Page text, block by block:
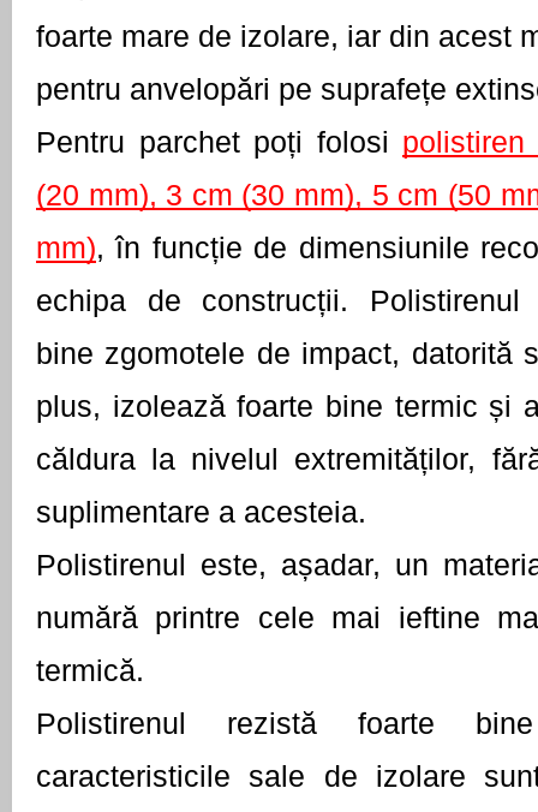
foarte mare de izolare, iar din acest
pentru anvelopări pe suprafețe
Pentru parchet poți folosi
(20 mm), 3 cm (30 mm), 5 cm (50
mm), în funcție de dimensiunile
echipa de construcții. Polistirenul
bine zgomotele de impact, datorită
plus, izolează foarte bine termic și
căldura la nivelul extremităților,
suplimentare a acesteia.
Polistirenul este, așadar, un
numără printre cele mai ieftine
termică.
Polistirenul rezistă foarte
caracteristicile sale de izolare